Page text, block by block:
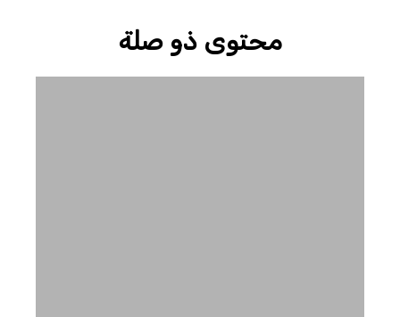
محتوى ذو صلة